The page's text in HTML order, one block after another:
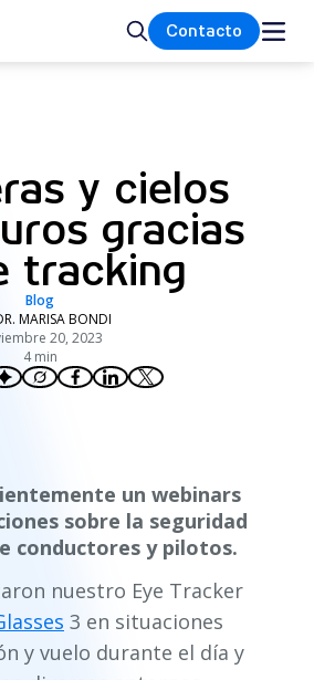
BuscarContacto
y cielos
gracias
tracking
Blog
MARISA BONDI
20, 2023
4 min
un webinars
sobre la seguridad
conductores y pilotos.
nuestro Eye Tracker
3 en situaciones
y vuelo durante el día y